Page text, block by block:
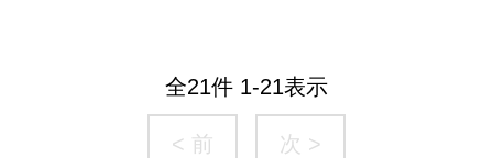
全21件 1-21表示
< 前 次 >